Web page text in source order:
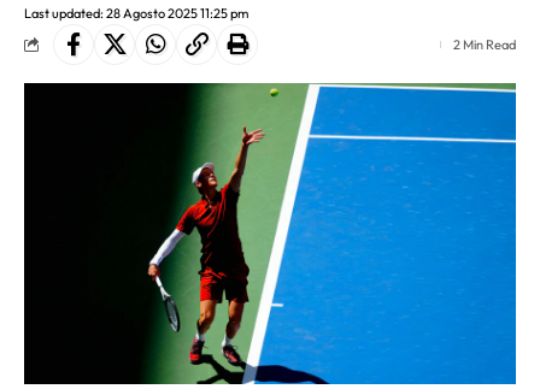
Last updated: 28 Agosto 2025 11:25 pm
2 Min Read